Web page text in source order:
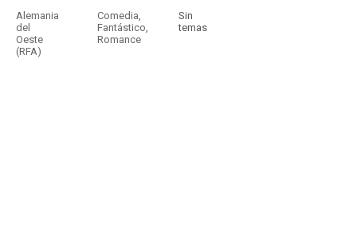
Alemania
del
Oeste
(RFA)
Comedia,
Fantástico,
Romance
Sin
temas